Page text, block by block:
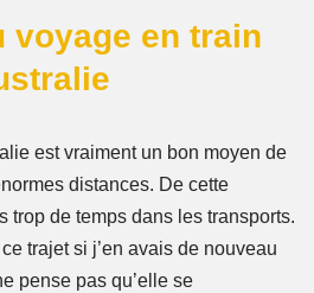
voyage en train
est vraiment un bon moyen de
distances. De cette
trop de temps dans les transports.
trajet si j’en avais de nouveau
pense pas qu’elle se